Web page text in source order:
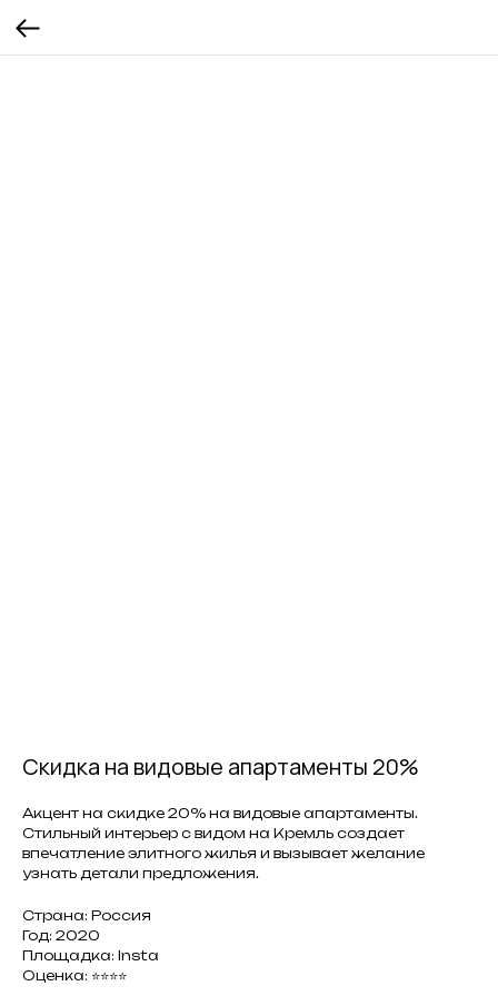
Скидка на видовые апартаменты 20%
Акцент на скидке 20% на видовые апартаменты.
Стильный интерьер с видом на Кремль создает
впечатление элитного жилья и вызывает желание
узнать детали предложения.
Страна: Россия
Год: 2020
Площадка: Insta
Оценка: ⭐⭐⭐⭐